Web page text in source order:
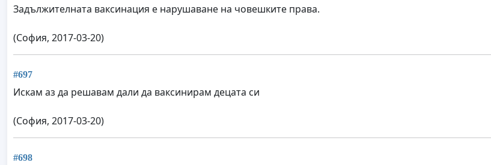
Задължителната ваксинация е нарушаване на човешките права.
(София, 2017-03-20)
#697
Искам аз да решавам дали да ваксинирам децата си
(София, 2017-03-20)
#698